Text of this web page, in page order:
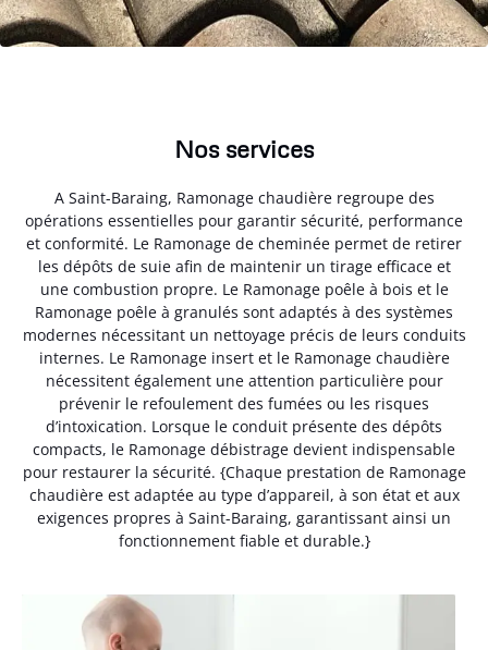
Nos services
A Saint-Baraing, Ramonage chaudière regroupe des
opérations essentielles pour garantir sécurité, performance
et conformité. Le Ramonage de cheminée permet de retirer
les dépôts de suie afin de maintenir un tirage efficace et
une combustion propre. Le Ramonage poêle à bois et le
Ramonage poêle à granulés sont adaptés à des systèmes
modernes nécessitant un nettoyage précis de leurs conduits
internes. Le Ramonage insert et le Ramonage chaudière
nécessitent également une attention particulière pour
prévenir le refoulement des fumées ou les risques
d’intoxication. Lorsque le conduit présente des dépôts
compacts, le Ramonage débistrage devient indispensable
pour restaurer la sécurité. {Chaque prestation de Ramonage
chaudière est adaptée au type d’appareil, à son état et aux
exigences propres à Saint-Baraing, garantissant ainsi un
fonctionnement fiable et durable.}